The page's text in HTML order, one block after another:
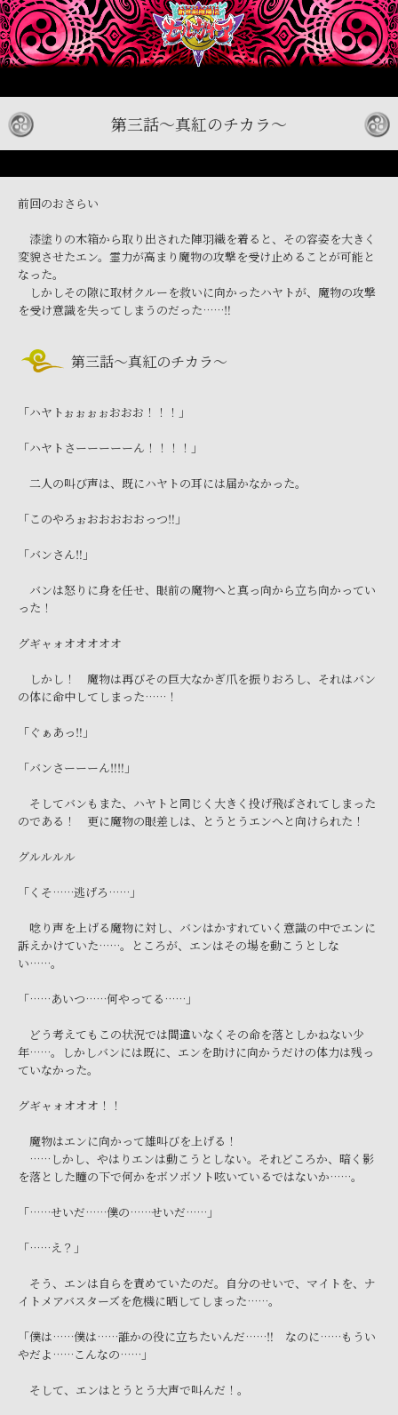
第三話～真紅のチカラ～
前回のおさらい
漆塗りの木箱から取り出された陣羽織を着ると、その容姿を大きく
変貌させたエン。霊力が高まり魔物の攻撃を受け止めることが可能と
なった。
しかしその隙に取材クルーを救いに向かったハヤトが、魔物の攻撃
を受け意識を失ってしまうのだった……‼
第三話～真紅のチカラ～
「ハヤトぉぉぉぉおおお！！！」
「ハヤトさーーーーーん！！！！」
二人の叫び声は、既にハヤトの耳には届かなかった。
「このやろぉおおおおおっつ‼」
「バンさん‼」
バンは怒りに身を任せ、眼前の魔物へと真っ向から立ち向かってい
った！
グギャォオオオオオ
しかし！ 魔物は再びその巨大なかぎ爪を振りおろし、それはバン
の体に命中してしまった……！
「ぐぁあっ‼」
「バンさーーーん‼‼」
そしてバンもまた、ハヤトと同じく大きく投げ飛ばされてしまった
のである！ 更に魔物の眼差しは、とうとうエンへと向けられた！
グルルルル
「くそ……逃げろ……」
唸り声を上げる魔物に対し、バンはかすれていく意識の中でエンに
訴えかけていた……。ところが、エンはその場を動こうとしな
い……。
「……あいつ……何やってる……」
どう考えてもこの状況では間違いなくその命を落としかねない少
年……。しかしバンには既に、エンを助けに向かうだけの体力は残っ
ていなかった。
グギャォオオオ！！
魔物はエンに向かって雄叫びを上げる！
……しかし、やはりエンは動こうとしない。それどころか、暗く影
を落とした瞳の下で何かをボソボソト呟いているではないか……。
「……せいだ……僕の……せいだ……」
「……え？」
そう、エンは自らを責めていたのだ。自分のせいで、マイトを、ナ
イトメアバスターズを危機に晒してしまった……。
「僕は……僕は……誰かの役に立ちたいんだ……‼ なのに……もうい
やだよ……こんなの……」
そして、エンはとうとう大声で叫んだ！。